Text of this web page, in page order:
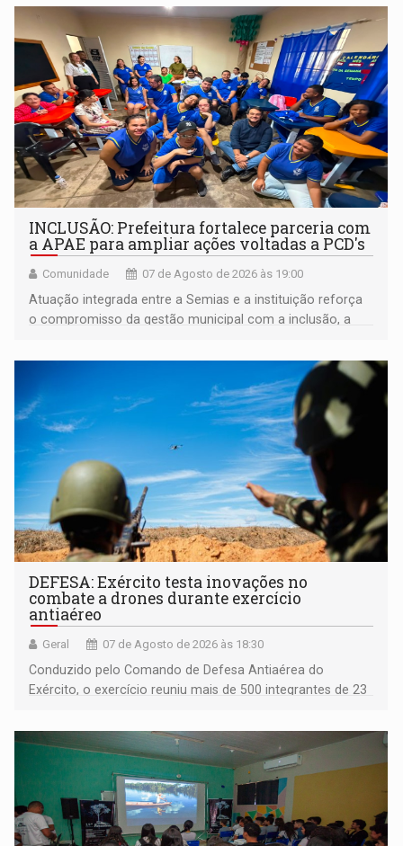
INCLUSÃO: Prefeitura fortalece parceria com
a APAE para ampliar ações voltadas a PCD's
Comunidade 07 de Agosto de 2026 às 19:00
Atuação integrada entre a Semias e a instituição reforça
o compromisso da gestão municipal com a inclusão, a
DEFESA: Exército testa inovações no
combate a drones durante exercício
antiaéreo
Geral 07 de Agosto de 2026 às 18:30
Conduzido pelo Comando de Defesa Antiaérea do
Exército, o exercício reuniu mais de 500 integrantes de 23